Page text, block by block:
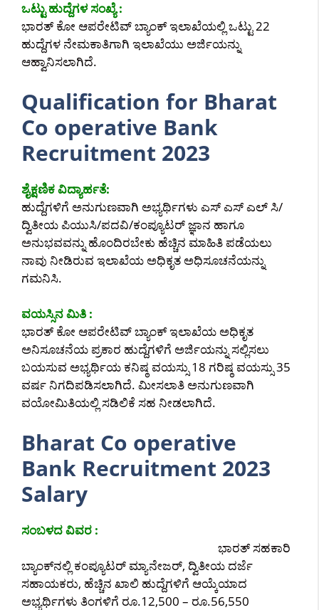
ಒಟ್ಟು ಹುದ್ದೆಗಳ ಸಂಖ್ಯೆ :
ಭಾರತ್ ಕೋ ಆಪರೇಟಿವ್ ಬ್ಯಾಂಕ್ ಇಲಾಖೆಯಲ್ಲಿ ಒಟ್ಟು 22
ಹುದ್ದೆಗಳ ನೇಮಕಾತಿಗಾಗಿ ಇಲಾಖೆಯು ಅರ್ಜಿಯನ್ನು
ಆಹ್ವಾನಿಸಲಾಗಿದೆ.
Qualification for Bharat
Co operative Bank
Recruitment 2023
ಶೈಕ್ಷಣಿಕ ವಿದ್ಯಾರ್ಹತೆ:
ಹುದ್ದೆಗಳಿಗೆ ಅನುಗುಣವಾಗಿ ಅಭ್ಯರ್ಥಿಗಳು ಎಸ್ ಎಸ್ ಎಲ್ ಸಿ/
ದ್ವಿತೀಯ ಪಿಯುಸಿ/ಪದವಿ/ಕಂಪ್ಯೂಟರ್ ಜ್ಞಾನ ಹಾಗೂ
ಅನುಭವವನ್ನು ಹೊಂದಿರಬೇಕು ಹೆಚ್ಚಿನ ಮಾಹಿತಿ ಪಡೆಯಲು
ನಾವು ನೀಡಿರುವ ಇಲಾಖೆಯ ಅಧಿಕೃತ ಅಧಿಸೂಚನೆಯನ್ನು
ಗಮನಿಸಿ.
ವಯಸ್ಸಿನ ಮಿತಿ :
ಭಾರತ್ ಕೋ ಆಪರೇಟಿವ್ ಬ್ಯಾಂಕ್ ಇಲಾಖೆಯ ಅಧಿಕೃತ
ಅನಿಸೂಚನೆಯ ಪ್ರಕಾರ ಹುದ್ದೆಗಳಿಗೆ ಅರ್ಜಿಯನ್ನು ಸಲ್ಲಿಸಲು
ಬಯಸುವ ಅಭ್ಯರ್ಥಿಯ ಕನಿಷ್ಠ ವಯಸ್ಸು 18 ಗರಿಷ್ಠ ವಯಸ್ಸು 35
ವರ್ಷ ನಿಗದಿಪಡಿಸಲಾಗಿದೆ. ಮೀಸಲಾತಿ ಅನುಗುಣವಾಗಿ
ವಯೋಮಿತಿಯಲ್ಲಿ ಸಡಿಲಿಕೆ ಸಹ ನೀಡಲಾಗಿದೆ.
Bharat Co operative
Bank Recruitment 2023
Salary
ಸಂಬಳದ ವಿವರ :
ಭಾರತ್ ಸಹಕಾರಿ
ಬ್ಯಾಂಕ್‌ನಲ್ಲಿ ಕಂಪ್ಯೂಟರ್ ಮ್ಯಾನೇಜರ್, ದ್ವಿತೀಯ ದರ್ಜೆ
ಸಹಾಯಕರು, ಹೆಚ್ಚಿನ ಖಾಲಿ ಹುದ್ದೆಗಳಿಗೆ ಆಯ್ಕೆಯಾದ
ಅಭ್ಯರ್ಥಿಗಳು ತಿಂಗಳಿಗೆ ರೂ.12,500 – ರೂ.56,550